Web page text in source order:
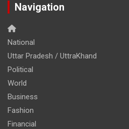
Navigation
National
Uttar Pradesh / UttraKhand
Political
World
Business
Fashion
Financial